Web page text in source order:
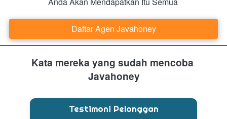
`Daftar Agen Javahoney
Kata mereka yang sudah mencoba
Javahoney
Testimoni Pelanggan